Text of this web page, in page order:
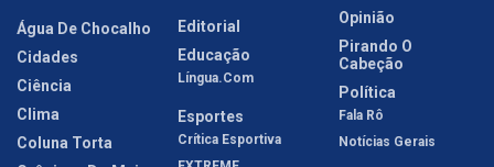
Água De Chocalho
Cidades
Ciência
Clima
Coluna Torta
Editorial
Educação
Língua.com
Esportes
Crítica Esportiva
Opinião
Pirando O
Cabeção
Política
Fala Rô
Notícias Gerais